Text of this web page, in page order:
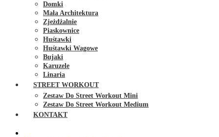
Domki
Mała Architektura
Zjeżdżalnie
Piaskownice
Huśtawki
Huśtawki Wagowe
Bujaki
Karuzele
Linaria
STREET WORKOUT
Zestaw Do Street Workout Mini
Zestaw Do Street Workout Medium
KONTAKT